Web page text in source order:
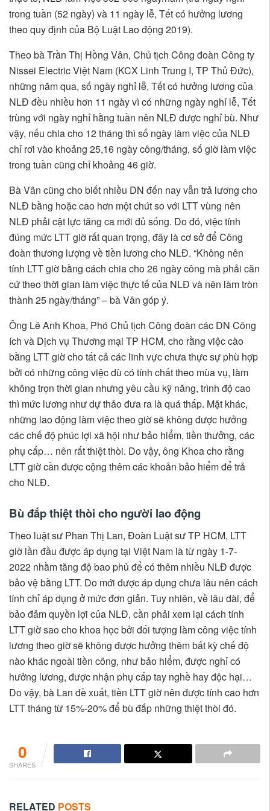
trong tuần (52 ngày) và 11 ngày lễ, Tết có hưởng lương
theo quy định của Bộ Luật Lao động 2019).
Theo bà Trần Thị Hồng Vân, Chủ tịch Công đoàn Công ty
Nissei Electric Việt Nam (KCX Linh Trung I, TP Thủ Đức),
những năm qua, số ngày nghỉ lễ, Tết có hưởng lương của
NLĐ đều nhiều hơn 11 ngày vì có những ngày nghỉ lễ, Tết
trùng với ngày nghỉ hằng tuần nên NLĐ được nghỉ bù. Như
vậy, nếu chia cho 12 tháng thì số ngày làm việc của NLĐ
chỉ rơi vào khoảng 25,16 ngày công/tháng, số giờ làm việc
trong tuần cũng chỉ khoảng 46 giờ.
Bà Vân cũng cho biết nhiều DN đến nay vẫn trả lương cho
NLĐ bằng hoặc cao hơn một chút so với LTT vùng nên
NLĐ phải cật lực tăng ca mới đủ sống. Do đó, việc tính
đúng mức LTT giờ rất quan trọng, đây là cơ sở để Công
đoàn thương lượng về tiền lương cho NLĐ. “Không nên
tính LTT giờ bằng cách chia cho 26 ngày công mà phải căn
cứ theo thời gian làm việc thực tế của NLĐ và nên làm tròn
thành 25 ngày/tháng” – bà Vân góp ý.
Ông Lê Anh Khoa, Phó Chủ tịch Công đoàn các DN Công
ích và Dịch vụ Thương mại TP HCM, cho rằng việc cào
bằng LTT giờ cho tất cả các lĩnh vực chưa thực sự phù hợp
bởi có những công việc dù có tính chất theo mùa vụ, làm
không trọn thời gian nhưng yêu cầu kỹ năng, trình độ cao
thì mức lương như dự thảo đưa ra là quá thấp. Mặt khác,
những lao động làm việc theo giờ sẽ không được hưởng
các chế độ phúc lợi xã hội như bảo hiểm, tiền thưởng, các
phụ cấp… nên rất thiệt thòi. Do vậy, ông Khoa cho rằng
LTT giờ cần được cộng thêm các khoản bảo hiểm để trả
cho NLĐ.
Bù đắp thiệt thòi cho người lao động
Theo luật sư Phan Thị Lan, Đoàn Luật sư TP HCM, LTT
giờ lần đầu được áp dụng tại Việt Nam là từ ngày 1-7-
2022 nhằm tăng độ bao phủ để có thêm nhiều NLĐ được
bảo vệ bằng LTT. Do mới được áp dụng chưa lâu nên cách
tính chỉ áp dụng ở mức đơn giản. Tuy nhiên, về lâu dài, để
bảo đảm quyền lợi của NLĐ, cần phải xem lại cách tính
LTT giờ sao cho khoa học bởi đối tượng làm công việc tính
lương theo giờ sẽ không được hưởng thêm bất kỳ chế độ
nào khác ngoài tiền công, như bảo hiểm, được nghỉ có
hưởng lương, được nhận phụ cấp tay nghề hay độc hại…
Do vậy, bà Lan đề xuất, tiền LTT giờ nên được tính cao hơn
LTT tháng từ 15%-20% để bù đắp những thiệt thòi đó.
0
SHARES
RELATED POSTS